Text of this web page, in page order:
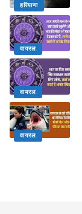
हरियाणा
वायरल
वायरल
वायरल